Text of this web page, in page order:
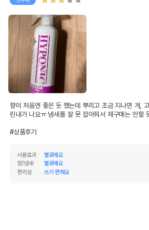
향이 처음엔 좋은 듯 했는데 뿌리고 조금 지나면 개,
린내가 나요ㅠ 냄새를 잘 못 잡아줘서 재구매는 안할
#상품후기
사용효과
별로예요
향/냄새
별로예요
편리성
쓰기 편해요